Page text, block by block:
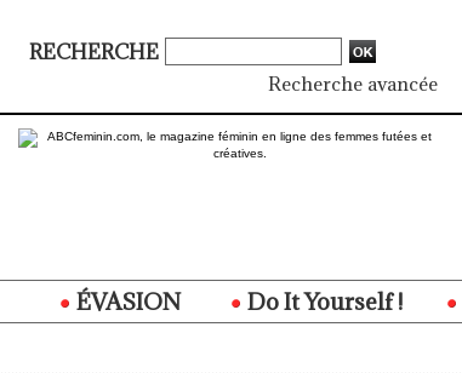
RECHERCHE
Recherche avancée
ÉVASION Do It Yourself !